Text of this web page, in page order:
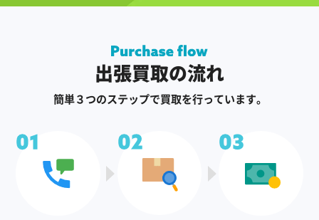
出張買取の流れ
簡単３つのステップで買取を行っています。